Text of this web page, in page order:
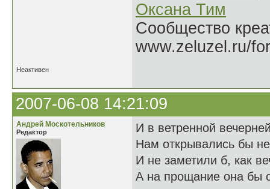
Оксана Тим
Сообщество
www.zeluzel.ru/
Неактивен
2007-06-08 14:21:09
Андрей Москотельников
Редактор
И в ветренной
Нам открывались бы
И не заметили б, как
А на прощание она бы